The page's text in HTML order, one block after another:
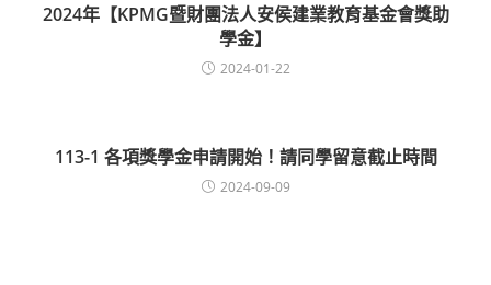
2024年【KPMG暨財團法人安侯建業教育基金會獎助
學金】
2024-01-22
113-1 各項獎學金申請開始！請同學留意截止時間
2024-09-09